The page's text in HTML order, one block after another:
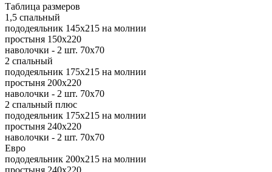
Таблица размеров
1,5 спальный
пододеяльник 145х215 на молнии
простыня 150х220
наволочки - 2 шт. 70х70
2 спальный
пододеяльник 175х215 на молнии
простыня 200х220
наволочки - 2 шт. 70х70
2 спальный плюс
пододеяльник 175х215 на молнии
простыня 240х220
наволочки - 2 шт. 70х70
Евро
пододеяльник 200х215 на молнии
простыня 240х220